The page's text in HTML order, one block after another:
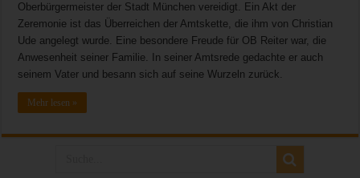
Oberbürgermeister der Stadt München vereidigt. Ein Akt der
Zeremonie ist das Überreichen der Amtskette, die ihm von Christian
Ude angelegt wurde. Eine besondere Freude für OB Reiter war, die
Anwesenheit seiner Familie. In seiner Amtsrede gedachte er auch
seinem Vater und besann sich auf seine Wurzeln zurück.
Mehr lesen »